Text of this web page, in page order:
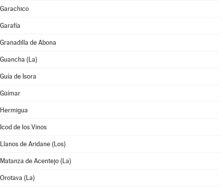
Garachico
Garafía
Granadilla de Abona
Guancha (La)
Guía de Isora
Güímar
Hermigua
Icod de los Vinos
Llanos de Aridane (Los)
Matanza de Acentejo (La)
Orotava (La)